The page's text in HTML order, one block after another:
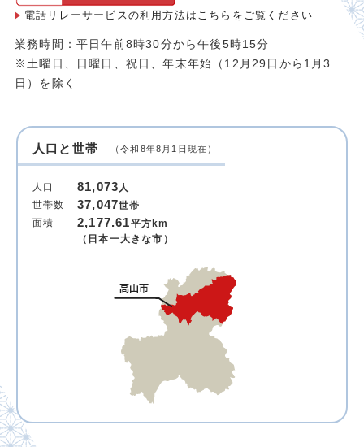
電話リレーサービスの利用方法は こちらをご覧ください
業務時間：平日午前8時30分から午後5時15分
※土曜日、日曜日、祝日、年末年始（12月29日から1月3
日）を除く
人口と世帯 （令和8年8月1日現在）
人口 81,073人
世帯数
37,047世帯
面積
2,177.61平方km
（日本一大きな市）